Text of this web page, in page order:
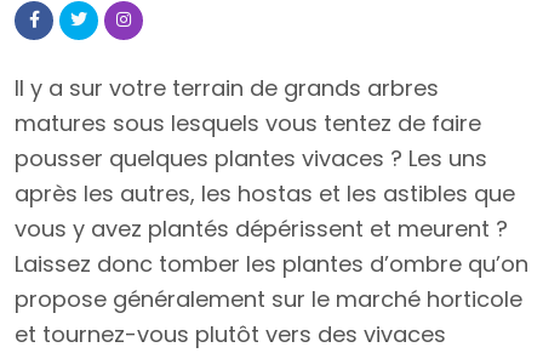
Il y a sur votre terrain de grands arbres
matures sous lesquels vous tentez de faire
pousser quelques plantes vivaces ? Les uns
après les autres, les hostas et les astibles que
vous y avez plantés dépérissent et meurent ?
Laissez donc tomber les plantes d’ombre qu’on
propose généralement sur le marché horticole
et tournez-vous plutôt vers des vivaces